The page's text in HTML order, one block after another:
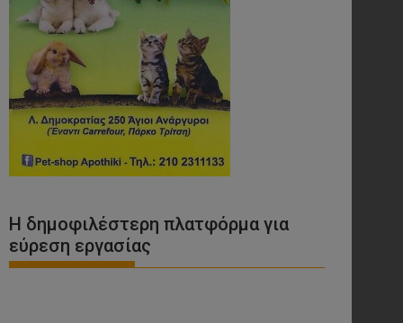
Η δημοφιλέστερη πλατφόρμα για
εύρεση εργασίας